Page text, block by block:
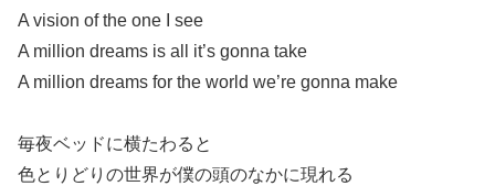
A vision of the one I see
A million dreams is all it’s gonna take
A million dreams for the world we’re gonna make
毎夜ベッドに横たわると
色とりどりの世界が僕の頭のなかに現れる